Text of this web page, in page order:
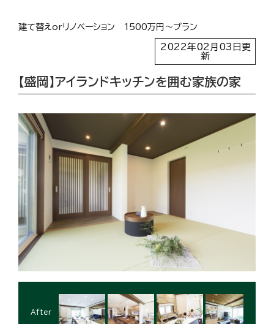
建て替えorリノベーション 1500万円〜プラン
2022年02月03日更
新
【盛岡】アイランドキッチンを囲む家族の家
After